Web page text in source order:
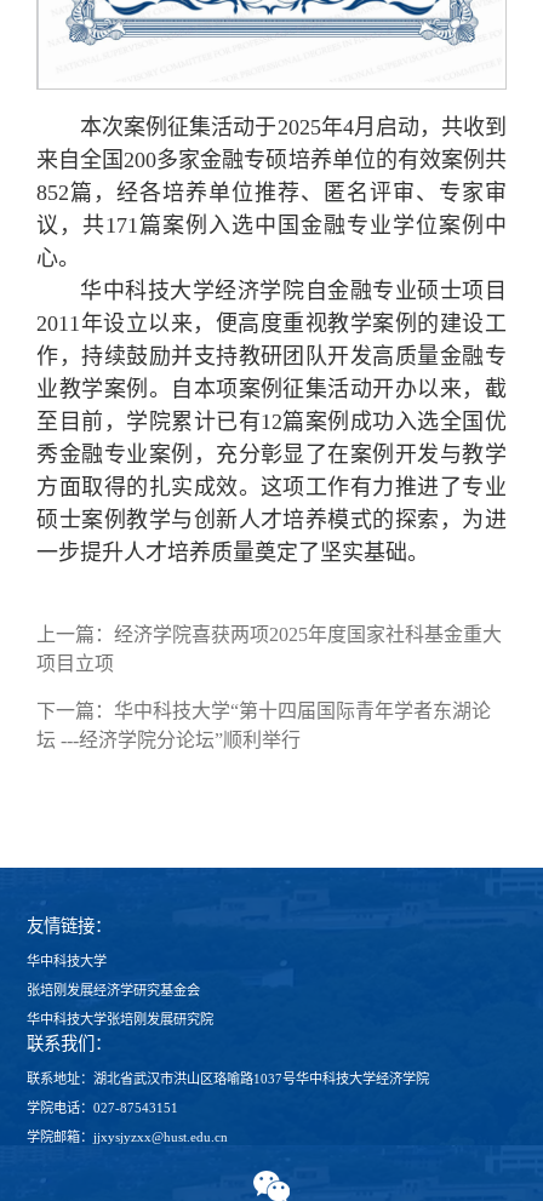
本次案例征集活动于2025年4月启动，共收到
来自全国200多家金融专硕培养单位的有效案例共
852篇，经各培养单位推荐、匿名评审、专家审
议，共171篇案例入选中国金融专业学位案例中
心。
华中科技大学经济学院自金融专业硕士项目
2011年设立以来，便高度重视教学案例的建设工
作，持续鼓励并支持教研团队开发高质量金融专
业教学案例。自本项案例征集活动开办以来，截
至目前，学院累计已有12篇案例成功入选全国优
秀金融专业案例，充分彰显了在案例开发与教学
方面取得的扎实成效。这项工作有力推进了专业
硕士案例教学与创新人才培养模式的探索，为进
一步提升人才培养质量奠定了坚实基础。
上一篇：经济学院喜获两项2025年度国家社科基金重大
项目立项
下一篇：华中科技大学“第十四届国际青年学者东湖论
坛 ---经济学院分论坛”顺利举行
友情链接：
华中科技大学
张培刚发展经济学研究基金会
华中科技大学张培刚发展研究院
联系我们：
联系地址：湖北省武汉市洪山区珞喻路1037号华中科技大学经济学院
学院电话：027-87543151
学院邮箱：jjxysjyzxx@hust.edu.cn